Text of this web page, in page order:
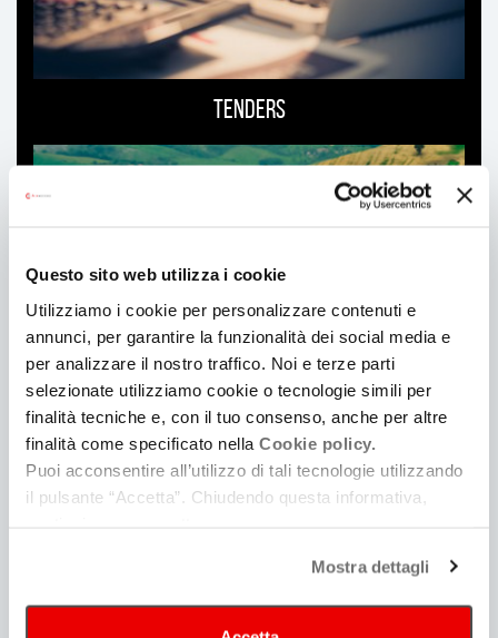
Questo sito web utilizza i cookie
Utilizziamo i cookie per personalizzare contenuti e
annunci, per garantire la funzionalità dei social media e
per analizzare il nostro traffico. Noi e terze parti
selezionate utilizziamo cookie o tecnologie simili per
finalità tecniche e, con il tuo consenso, anche per altre
finalità come specificato nella Cookie policy.
Puoi acconsentire all’utilizzo di tali tecnologie utilizzando
il pulsante “Accetta”. Chiudendo questa informativa,
Mostra dettagli
Tenders
Location